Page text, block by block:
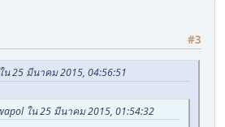
#3
น 25 มีนาคม 2015, 04:56:51
ใน 25 มีนาคม 2015, 01:54:32